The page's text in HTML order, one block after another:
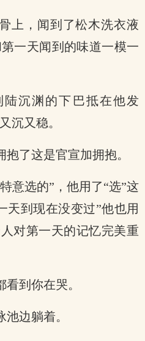
上，闻到了松木洗衣液
一天闻到的味道一模一
沉渊的下巴抵在他发
沉又稳。
了这是官宣加拥抱。
意选的”，他用了“选”这
天到现在没变过”他也用
对第一天的记忆完美重
到你在哭。
边躺着。